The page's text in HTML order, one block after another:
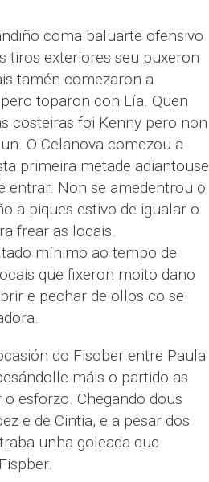
coma baluarte ofensivo
tiros exteriores seu puxeron
tamén comezaron a
toparon con Lía. Quen
costeiras foi Kenny pero non
O Celanova comezou a
primeira metade adiantouse
entrar. Non se amedentrou o
a piques estivo de igualar o
frear as locais.
mínimo ao tempo de
que fixeron moito dano
e pechar de ollos co se
do Fisober entre Paula
máis o partido as
esforzo. Chegando dous
e de Cintia, e a pesar dos
unha goleada que